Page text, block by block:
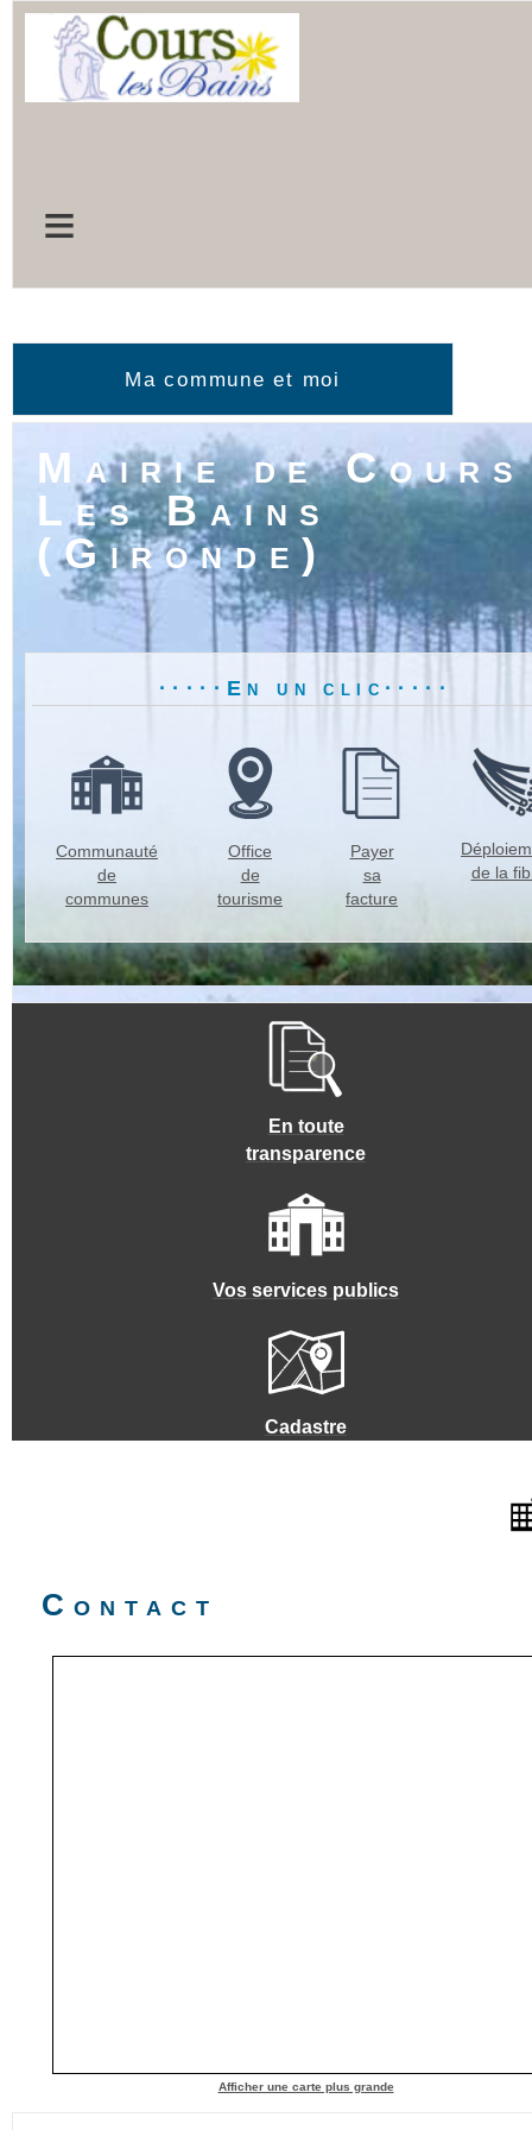
≡
Ma commune et moi
≡
Mairie de Cours
Les Bains
(Gironde)
·····En un clic·····
Communauté
de
communes
Office
de
tourisme
Payer
sa
facture
de la
En toute
transparence
Vos services publics
Cadastre
Contact
Afficher une carte plus grande